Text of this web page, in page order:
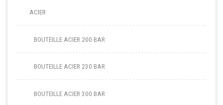
ACIER
BOUTEILLE ACIER 200 BAR
BOUTEILLE ACIER 230 BAR
BOUTEILLE ACIER 300 BAR